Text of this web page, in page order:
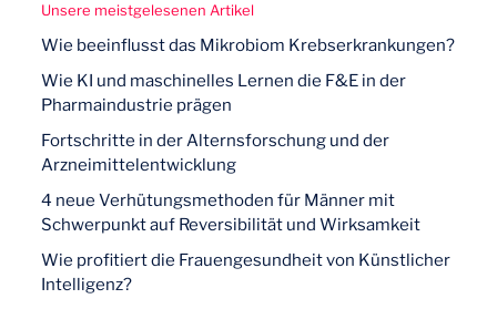
Informationsbasis.
Begrenzte Fähigkeit zur fundierten
Zukunftsprognose
von Fachexperten.
Risiko der Veraltung der Ergebnisse,
wenn diese primär auf historischen
Trainingsdaten basieren.
Unsere meistgelesenen Artikel
Wie beeinflusst das Mikrobiom Krebserkrankungen?
Wie KI und maschinelles Lernen die F&E in der
Pharmaindustrie prägen
Fortschritte in der Alternsforschung und der
Arzneimittelentwicklung
4 neue Verhütungsmethoden für Männer mit
Schwerpunkt auf Reversibilität und Wirksamkeit
Wie profitiert die Frauengesundheit von Künstlicher
Intelligenz?